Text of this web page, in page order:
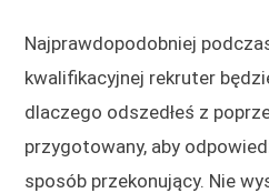
Najprawdopodobniej
kwalifikacyjnej rekruter
dlaczego odszedłeś z
przygotowany, aby
sposób przekonujący. Nie